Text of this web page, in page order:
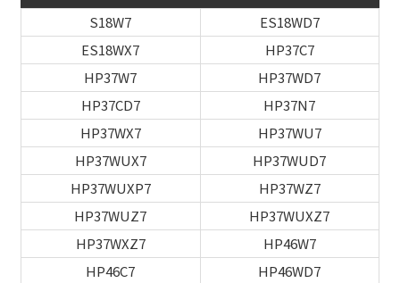
S18W7
ES18WD7
ES18WX7
HP37C7
HP37W7
HP37WD7
HP37CD7
HP37N7
HP37WX7
HP37WU7
HP37WUX7
HP37WUD7
HP37WUXP7
HP37WZ7
HP37WUZ7
HP37WUXZ7
HP37WXZ7
HP46W7
HP46C7
HP46WD7